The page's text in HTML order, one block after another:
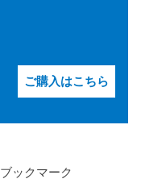
ご購入はこちら
ックマーク